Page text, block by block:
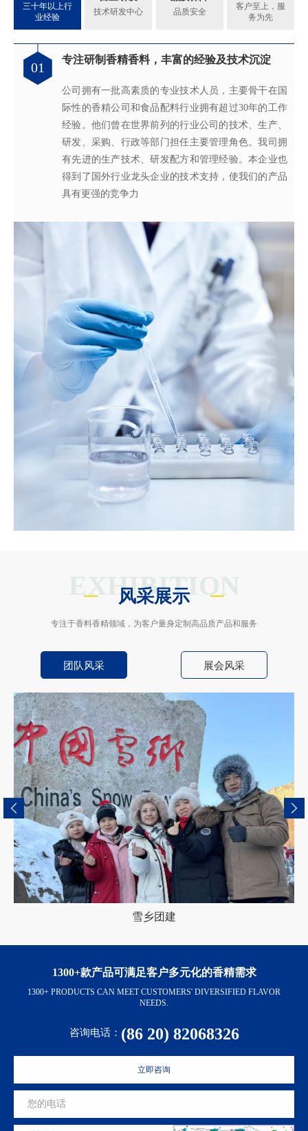
三十年以上行
业经验
技术研发中心 品质安全
客户至上，服
务为先
01
专注研制香精香料，丰富的经验及技术沉淀
公司拥有一批高素质的专业技术人员，主要骨干在国
际性的香精公司和食品配料行业拥有超过30年的工作
经验。他们曾在世界前列的行业公司的技术、生产、
研发、采购、行政等部门担任主要管理角色。我司拥
有先进的生产技术、研发配方和管理经验。本企业也
得到了国外行业龙头企业的技术支持，使我们的产品
具有更强的竞争力
02
满足客户不同的调香需求
拥有独立的香精香料技术研发实验室和生产车间，可
为客户提供适合、满意，高性价比的高品质香精。
03
完善的质量管理体系
从2005年起，公司就建立了国际认可的ISO9001：
2015质量管理体系及ISO22000：2018 食品安全管理体
系，为所有产品质量稳定性及食用安全性保驾护航。
04
真心酿香味 芬芳传五洲
轩宇的应用及技术服务中心，汇聚了多位优秀的技术
工程师从事香精香料在各类产品中的开发应用，能高
效地针对客户需求打造不同产品，满 足客户对提高其
产品质量以及缩短交货期的需求。
EXHIBITION
风采展示
专注于香料香精领域，为客户量身定制高品质产品和服务
团队风采 展会风采
雪乡团建
1300+款产品可满足客户多元化的香精需求
1300+ PRODUCTS CAN MEET CUSTOMERS' DIVERSIFIED FLAVOR
NEEDS.
咨询电话： (86 20) 82068326
立即咨询